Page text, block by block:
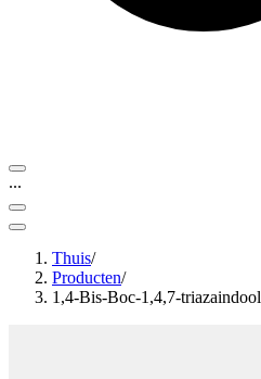
...
Thuis/
Producten/
1,4-Bis-Boc-1,4,7-triazaindool